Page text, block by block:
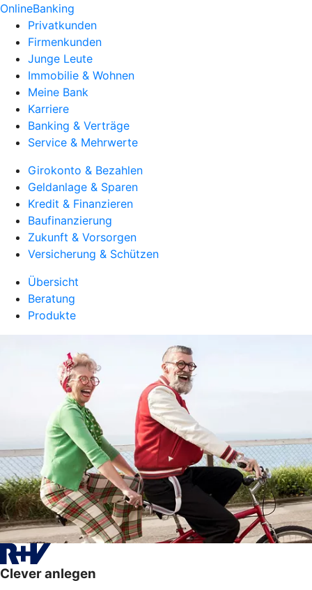
OnlineBanking
Privatkunden
Firmenkunden
Junge Leute
Immobilie & Wohnen
Meine Bank
Karriere
Banking & Verträge
Service & Mehrwerte
Girokonto & Bezahlen
Geldanlage & Sparen
Kredit & Finanzieren
Baufinanzierung
Zukunft & Vorsorgen
Versicherung & Schützen
Übersicht
Beratung
Produkte
Clever anlegen